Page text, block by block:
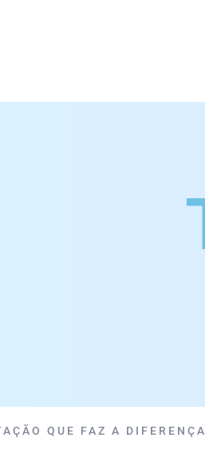
QUE FAZ A DIFERENÇA